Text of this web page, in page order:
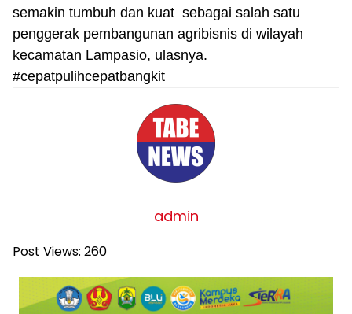
semakin tumbuh dan kuat sebagai salah satu
penggerak pembangunan agribisnis di wilayah
kecamatan Lampasio, ulasnya.
#cepatpulihcepatbangkit
admin
Post Views: 260